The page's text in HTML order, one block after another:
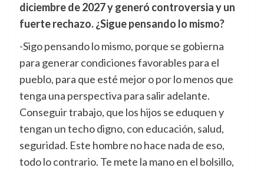
diciembre de 2027 y generó controversia y un
fuerte rechazo. ¿Sigue pensando lo mismo?
-Sigo pensando lo mismo, porque se gobierna
para generar condiciones favorables para el
pueblo, para que esté mejor o por lo menos que
tenga una perspectiva para salir adelante.
Conseguir trabajo, que los hijos se eduquen y
tengan un techo digno, con educación, salud,
seguridad. Este hombre no hace nada de eso,
todo lo contrario. Te mete la mano en el bolsillo,